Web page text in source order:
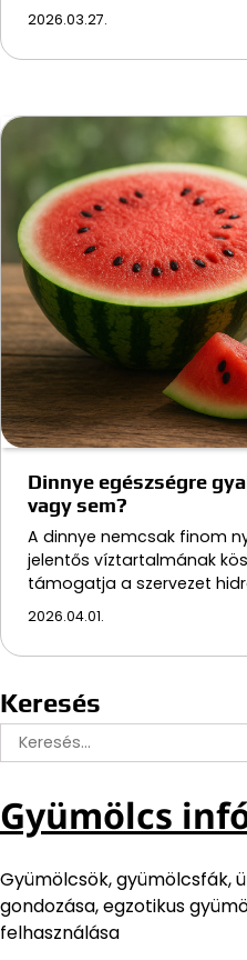
2026.03.27.
Dinnye egészségre
vagy sem?
A dinnye nemcsak finom
jelentős víztartalmának
támogatja a szervezet
2026.04.01.
Keresés
Keresés:
Gyümölcs
Gyümölcsök, gyümölcsfák,
gondozása, egzotikus
felhasználása